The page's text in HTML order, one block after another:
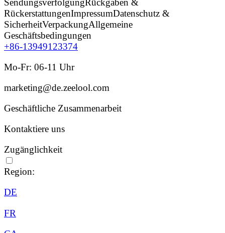
SendungsverfolgungRückgaben &
RückerstattungenImpressumDatenschutz &
SicherheitVerpackungAllgemeine
Geschäftsbedingungen
+86-13949123374
Mo-Fr: 06-11 Uhr
marketing@de.zeelool.com
Geschäftliche Zusammenarbeit
Kontaktiere uns
Zugänglichkeit
Region:
DE
FR